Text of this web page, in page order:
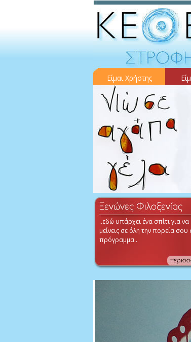
Είμαι Χρήστης
..εδώ υπάρχει ένα σπίτι για να
μείνεις σε όλη την πορεία σου
πρόγραμμα..